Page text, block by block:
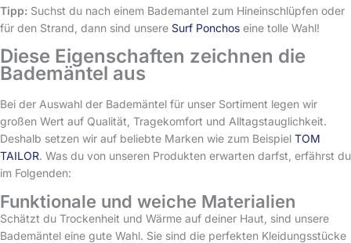
Tipp: Suchst du nach einem Bademantel zum Hineinschlüpfen oder
für den Strand, dann sind unsere Surf Ponchos eine tolle Wahl!
Diese Eigenschaften zeichnen die
Bademäntel aus
Bei der Auswahl der Bademäntel für unser Sortiment legen wir
großen Wert auf Qualität, Tragekomfort und Alltagstauglichkeit.
Deshalb setzen wir auf beliebte Marken wie zum Beispiel TOM
TAILOR. Was du von unseren Produkten erwarten darfst, erfährst du
im Folgenden:
Funktionale und weiche Materialien
Schätzt du Trockenheit und Wärme auf deiner Haut, sind unsere
Bademäntel eine gute Wahl. Sie sind die perfekten Kleidungsstücke